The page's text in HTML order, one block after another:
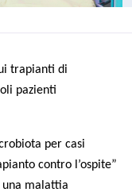
trapianti di
pazienti
per casi
contro l’ospite”
una malattia